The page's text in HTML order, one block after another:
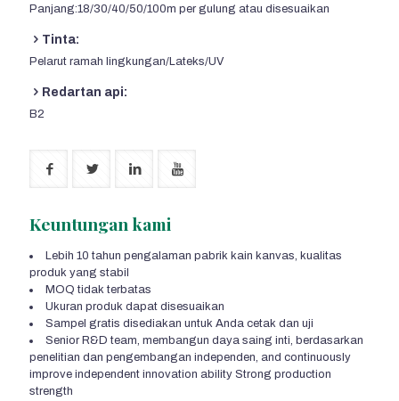
Panjang:18/30/40/50/100m per gulung atau disesuaikan
Tinta:
Pelarut ramah lingkungan/Lateks/UV
Redartan api:
B2
Keuntungan kami
Lebih 10 tahun pengalaman pabrik kain kanvas, kualitas
produk yang stabil
MOQ tidak terbatas
Ukuran produk dapat disesuaikan
Sampel gratis disediakan untuk Anda cetak dan uji
Senior R&D team, membangun daya saing inti, berdasarkan
penelitian dan pengembangan independen, and continuously
improve independent innovation ability Strong production
strength